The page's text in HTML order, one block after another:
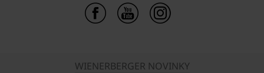
WIENERBERGER NOVINKY